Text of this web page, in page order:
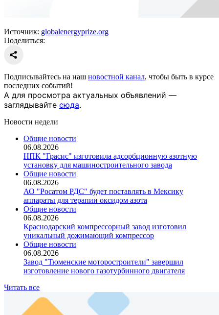
Источник: globalenergyprize.org
Поделиться:
Подписывайтесь на наш новостной канал, чтобы быть в курсе
последних событий!
А для просмотра актуальных объявлений —
заглядывайте сюда.
Новости недели
Общие новости
06.08.2026
НПК "Грасис" изготовила адсорбционную азотную
установку для машиностроительного завода
Общие новости
06.08.2026
АО "Росатом РДС" будет поставлять в Мексику
аппараты для терапии оксидом азота
Общие новости
06.08.2026
Краснодарский компрессорный завод изготовил
уникальный дожимающий компрессор
Общие новости
06.08.2026
Завод "Тюменские моторостроители" завершил
изготовление нового газотурбинного двигателя
Читать все